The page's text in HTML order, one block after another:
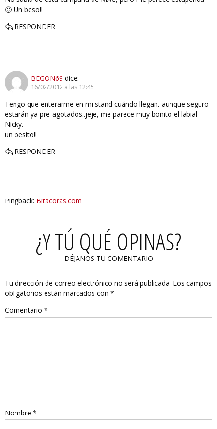
🙂 Un beso!!
RESPONDER
BEGON69 dice:
16/02/2012 a las 12:45
Tengo que enterarme en mi stand cuándo llegan, aunque seguro
estarán ya pre-agotados..jeje, me parece muy bonito el labial
Nicky.
un besito!!
RESPONDER
Pingback: Bitacoras.com
¿Y TÚ QUÉ OPINAS?
DÉJANOS TU COMENTARIO
Tu dirección de correo electrónico no será publicada. Los campos
obligatorios están marcados con *
Comentario *
Nombre *